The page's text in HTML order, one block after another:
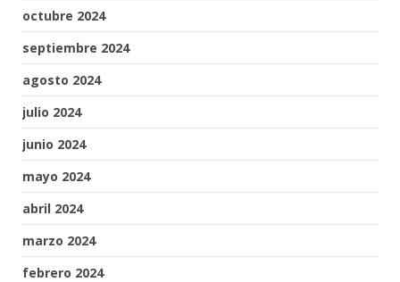
octubre 2024
septiembre 2024
agosto 2024
julio 2024
junio 2024
mayo 2024
abril 2024
marzo 2024
febrero 2024